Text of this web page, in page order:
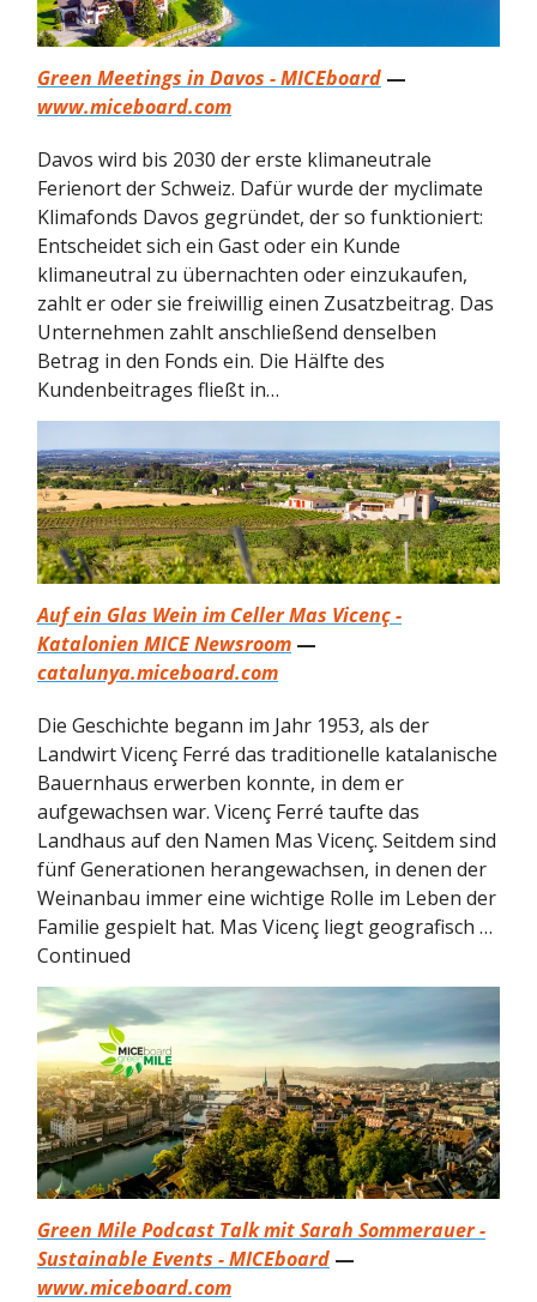
Green Meetings in Davos - MICEboard —
www.miceboard.com
Davos wird bis 2030 der erste klimaneutrale
Ferienort der Schweiz. Dafür wurde der myclimate
Klimafonds Davos gegründet, der so funktioniert:
Entscheidet sich ein Gast oder ein Kunde
klimaneutral zu übernachten oder einzukaufen,
zahlt er oder sie freiwillig einen Zusatzbeitrag. Das
Unternehmen zahlt anschließend denselben
Betrag in den Fonds ein. Die Hälfte des
Kundenbeitrages fließt in…
Auf ein Glas Wein im Celler Mas Vicenç -
Katalonien MICE Newsroom —
catalunya.miceboard.com
Die Geschichte begann im Jahr 1953, als der
Landwirt Vicenç Ferré das traditionelle katalanische
Bauernhaus erwerben konnte, in dem er
aufgewachsen war. Vicenç Ferré taufte das
Landhaus auf den Namen Mas Vicenç. Seitdem sind
fünf Generationen herangewachsen, in denen der
Weinanbau immer eine wichtige Rolle im Leben der
Familie gespielt hat. Mas Vicenç liegt geografisch …
Continued
Green Mile Podcast Talk mit Sarah Sommerauer -
Sustainable Events - MICEboard —
www.miceboard.com